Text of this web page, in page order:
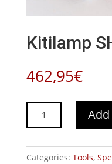
Kitilamp
462,95€
quantity
Categories: Tools,